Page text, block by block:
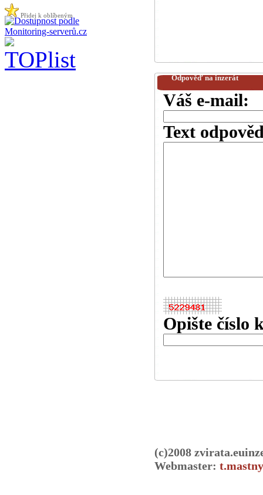
Odpověď na inzerát
Váš e-mail:
Text
Opište číslo
(c)2008
Webmaster:
Přidej k oblíbeným